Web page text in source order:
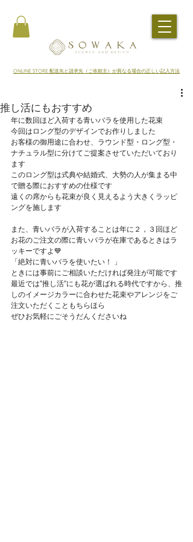
​ONLINE STORE 配送先と請求先（ご依頼主）が異なる場合の正しい記入方法
Featured Posts
推し活にもおすすめ
年に数回ほど入荷する青いバラを使用した花束
今回はロング型のデザインでお作りしました
お客様の御用途に合わせ、ラウンド型・ロング型・
ナチュラル型に分けてご提案させていただいており
ます
このロング型は式典や結婚式、大勢の人が集まる中
で贈る際におすすめの仕様です
遠くの席からも花束が良く見えるよう大きくラッピ
ングを施します
また、青いバラが入荷することは年に２，３回ほど
お花のご注文の際に青いバラが在庫であるときはラ
ッキーですよ💙
「絶対に青いバラを使いたい！ 」
ときには事前にご相談いただければ発注が可能です
最近では”推し活”にも花が選ばれる時代ですから、推
しのイメージカラーに合わせた花束やアレンジをご
注文いただくこともちらほら
ぜひお気軽にごそうだんくださいね